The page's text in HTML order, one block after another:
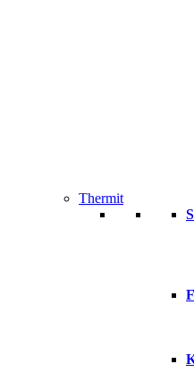
Thermit